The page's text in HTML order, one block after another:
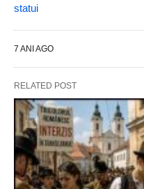
statui
7 ANI AGO
RELATED POST